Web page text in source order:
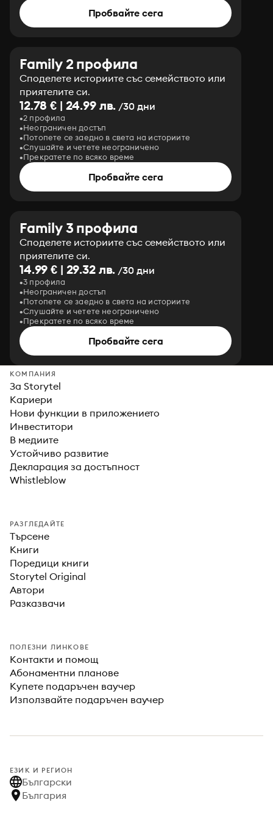
Пробвайте сега
Family 2 профила
Споделете историите със семейството или
приятелите си.
12.78 € | 24.99 лв. /30 дни
2 профила
Неограничен достъп
Потопете се заедно в света на историите
Слушайте и четете неограничено
Прекратете по всяко време
Пробвайте сега
Family 3 профила
Споделете историите със семейството или
приятелите си.
14.99 € | 29.32 лв. /30 дни
3 профила
Неограничен достъп
Потопете се заедно в света на историите
Слушайте и четете неограничено
Прекратете по всяко време
Пробвайте сега
КОМПАНИЯ
За Storytel
Кариери
Нови функции в приложението
Инвеститори
В медиите
Устойчиво развитие
Декларация за достъпност
Whistleblow
РАЗГЛЕДАЙТЕ
Търсене
Книги
Поредици книги
Storytel Original
Автори
Разказвачи
ПОЛЕЗНИ ЛИНКОВЕ
Контакти и помощ
Абонаментни планове
Купете подаръчен ваучер
Използвайте подаръчен ваучер
ЕЗИК И РЕГИОН
Български
България